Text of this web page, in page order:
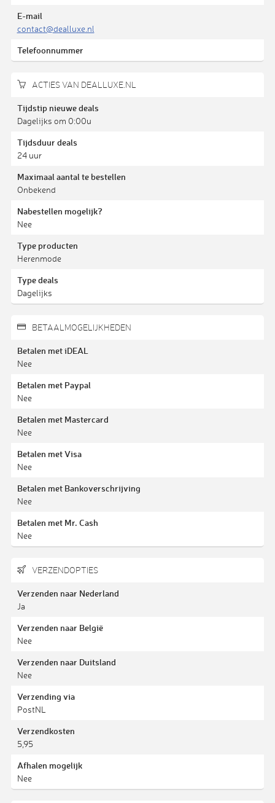
E-mail
contact@dealluxe.nl
Telefoonnummer
ACTIES VAN DEALLUXE.NL
Tijdstip nieuwe deals
Dagelijks om 0:00u
Tijdsduur deals
24 uur
Maximaal aantal te bestellen
Onbekend
Nabestellen mogelijk?
Nee
Type producten
Herenmode
Type deals
Dagelijks
BETAALMOGELIJKHEDEN
Betalen met iDEAL
Nee
Betalen met Paypal
Nee
Betalen met Mastercard
Nee
Betalen met Visa
Nee
Betalen met Bankoverschrijving
Nee
Betalen met Mr. Cash
Nee
VERZENDOPTIES
Verzenden naar Nederland
Ja
Verzenden naar België
Nee
Verzenden naar Duitsland
Nee
Verzending via
PostNL
Verzendkosten
5,95
Afhalen mogelijk
Nee